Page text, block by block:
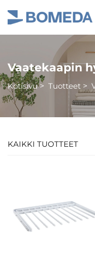
Vaatekaapin
Kotisivu> Tuotteet >
KAIKKI TUOTTEET